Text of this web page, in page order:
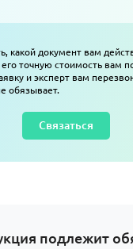
какой документ вам
его точную стоимость вам
и эксперт вам
обязывает.
Связаться
подлежит